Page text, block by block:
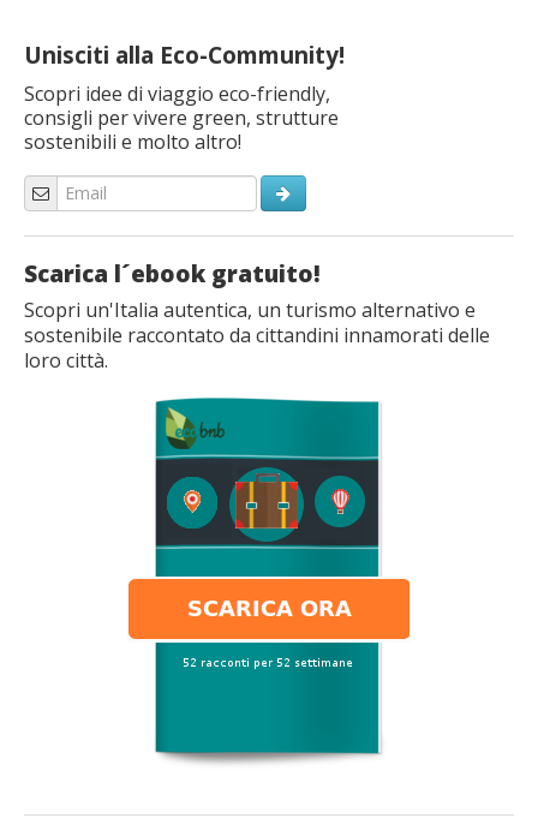
Unisciti alla Eco-Community!
Scopri idee di viaggio eco-friendly,
consigli per vivere green, strutture
sostenibili e molto altro!
Scarica l´ebook gratuito!
Scopri un'Italia autentica, un turismo alternativo e
sostenibile raccontato da cittandini innamorati delle
loro città.